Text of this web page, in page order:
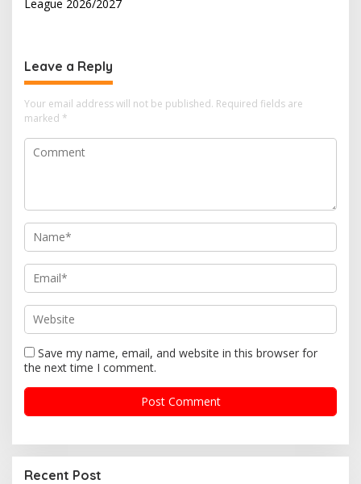
v
i
g
a
o
n
League 2026/2027
Leave a Reply
Your email address will not be published. Required fields are
marked *
Save my name, email, and website in this browser for
the next time I comment.
Recent Post